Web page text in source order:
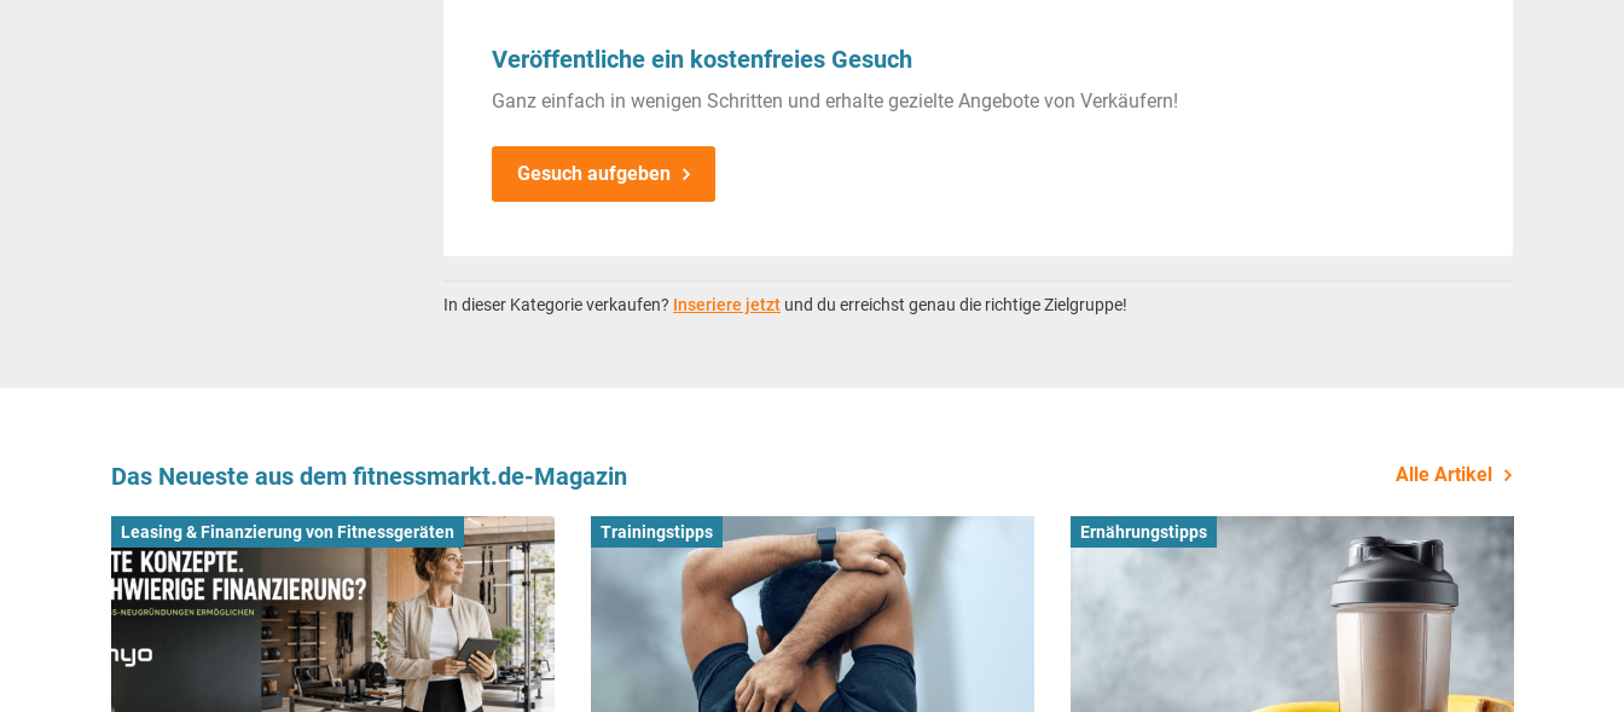
Veröffentliche ein kostenfreies Gesuch
Ganz einfach in wenigen Schritten und erhalte gezielte Angebote von Verkäufern!
Gesuch aufgeben
In dieser Kategorie verkaufen? Inseriere jetzt und du erreichst genau die richtige Zielgruppe!
Das Neueste aus dem fitnessmarkt.de-Magazin Alle Artikel
Leasing & Finanzierung von Fitnessgeräten Trainingstipps Ernährungstipps